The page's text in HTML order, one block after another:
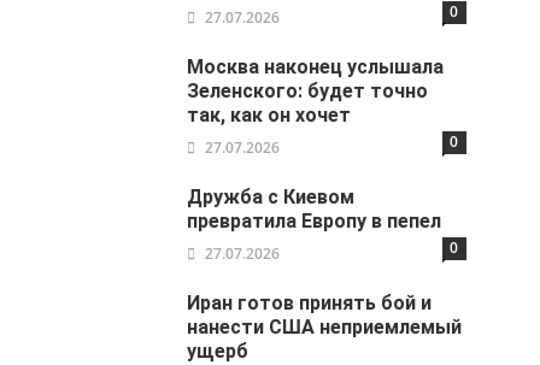
27.07.2026 0
Москва наконец услышала
Зеленского: будет точно
так, как он хочет
27.07.2026 0
Дружба с Киевом
превратила Европу в пепел
27.07.2026 0
Иран готов принять бой и
нанести США неприемлемый
ущерб